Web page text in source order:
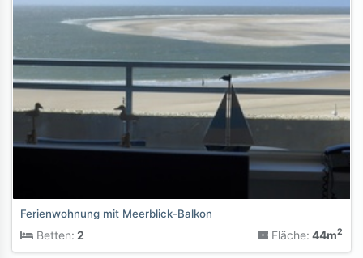
Ferienwohnung mit Meerblick-Balkon
Betten: 2 Fläche: 44m2